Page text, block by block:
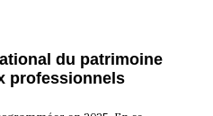
du patrimoine
professionnels